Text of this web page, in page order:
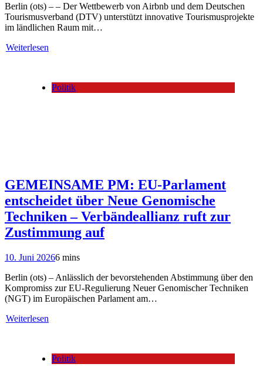
Berlin (ots) – – Der Wettbewerb von Airbnb und dem Deutschen
Tourismusverband (DTV) unterstützt innovative Tourismusprojekte
im ländlichen Raum mit…
Weiterlesen
Politik
GEMEINSAME PM: EU-Parlament
entscheidet über Neue Genomische
Techniken – Verbändeallianz ruft zur
Zustimmung auf
10. Juni 20266 mins
Berlin (ots) – Anlässlich der bevorstehenden Abstimmung über den
Kompromiss zur EU-Regulierung Neuer Genomischer Techniken
(NGT) im Europäischen Parlament am…
Weiterlesen
Politik